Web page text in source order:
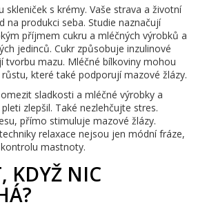
skleniček s krémy. Vaše strava a životní
na produkci seba. Studie naznačují
příjmem cukru a mléčných výrobků a
jedinců. Cukr způsobuje inzulinové
tvorbu mazu. Mléčné bílkoviny mohou
které také podporují mazové žlázy.
sladkosti a mléčné výrobky a
zlepšil. Také nezlehčujte stres.
přímo stimuluje mazové žlázy.
relaxace nejsou jen módní fráze,
mastnoty.
KDYŽ NIC